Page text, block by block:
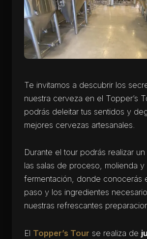
Te invitamos a descubrir los
nuestra cerveza en el Topper’s
podrás deleitar tus sentidos y
mejores cervezas artesanales.
Durante el tour podrás realizar
las salas de proceso, molienda y
fermentación, donde conocerás
paso y los ingredientes
nuestras refrescantes
El Topper’s Tour se realiza de